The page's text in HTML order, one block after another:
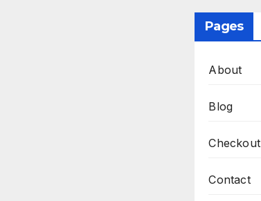
Pages
About
Blog
Checkout
Contact